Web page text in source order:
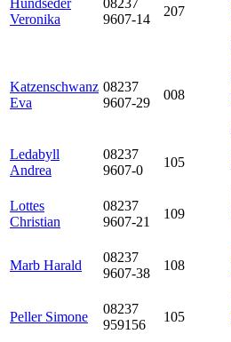
Hundseder
Veronika
08237
9607-14
207
Katzenschwanz
Eva
08237
9607-29
008
Ledabyll
Andrea
08237
9607-0
105
Lottes
Christian
08237
9607-21
109
Marb Harald
08237
9607-38
108
Peller Simone
08237
959156
105